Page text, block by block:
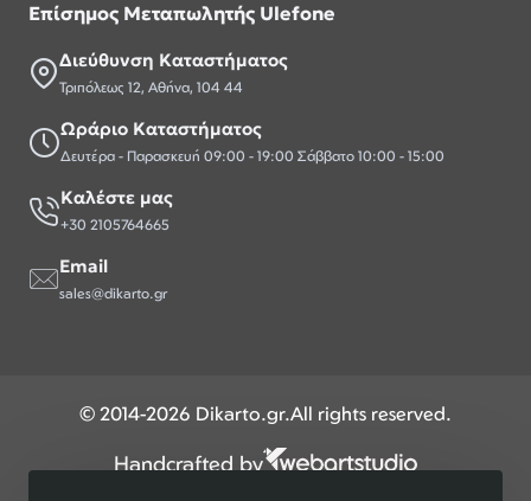
Επίσημος Μεταπωλητής Ulefone
Διεύθυνση Καταστήματος
Τριπόλεως 12, Αθήνα, 104 44
Ωράριο Καταστήματος
Δευτέρα - Παρασκευή 09:00 - 19:00 Σάββατο 10:00 - 15:00
Καλέστε μας
+30 2105764665
Email
sales@dikarto.gr
© 2014-2026 Dikarto.gr.All rights reserved.
Handcrafted by